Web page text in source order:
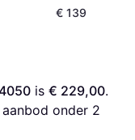
€ 139
is € 229,00.
onder 2